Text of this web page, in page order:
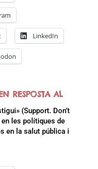
LinkedIn
RESPOSTA AL
(Support. Don’t
les polítiques de
en la salut pública i